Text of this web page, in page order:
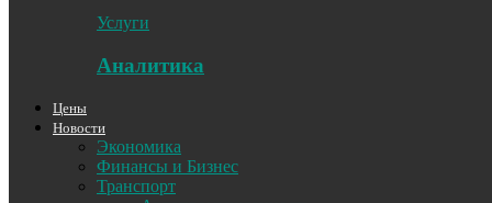
Услуги
Аналитика
Цены
Новости
Экономика
Финансы и Бизнес
Транспорт